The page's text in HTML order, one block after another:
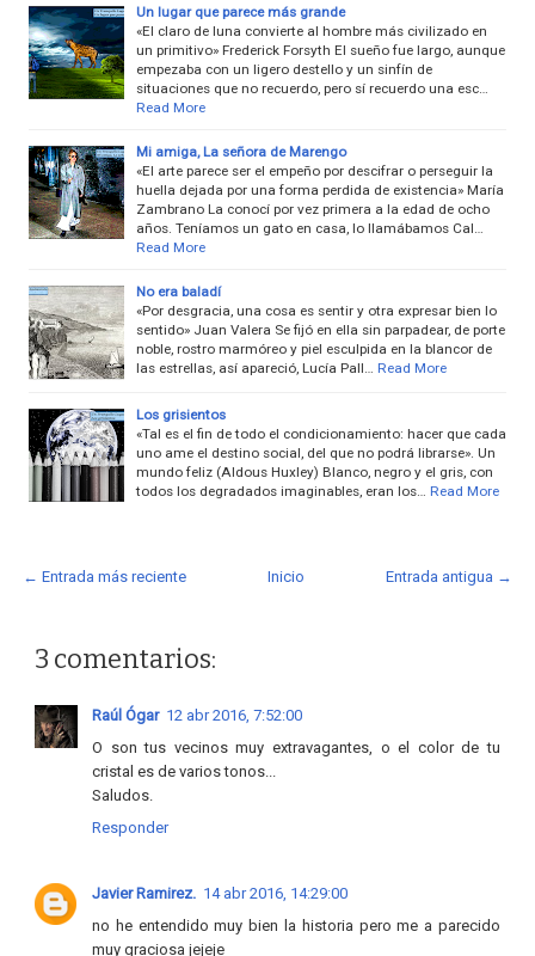
Un lugar que parece más grande
«El claro de luna convierte al hombre más civilizado en
un primitivo» Frederick Forsyth El sueño fue largo, aunque
empezaba con un ligero destello y un sinfín de
situaciones que no recuerdo, pero sí recuerdo una esc…
Read More
Mi amiga, La señora de Marengo
«El arte parece ser el empeño por descifrar o perseguir la
huella dejada por una forma perdida de existencia» María
Zambrano La conocí por vez primera a la edad de ocho
años. Teníamos un gato en casa, lo llamábamos Cal…
Read More
No era baladí
«Por desgracia, una cosa es sentir y otra expresar bien lo
sentido» Juan Valera Se fijó en ella sin parpadear, de porte
noble, rostro marmóreo y piel esculpida en la blancor de
las estrellas, así apareció, Lucía Pall…
Read More
Los grisientos
«Tal es el fin de todo el condicionamiento: hacer que cada
uno ame el destino social, del que no podrá librarse». Un
mundo feliz (Aldous Huxley) Blanco, negro y el gris, con
todos los degradados imaginables, eran los…
Read More
← Entrada más reciente Entrada antigua →
Inicio
3 comentarios:
Raúl Ógar 12 abr 2016, 7:52:00
O son tus vecinos muy extravagantes, o el color de tu
cristal es de varios tonos...
Saludos.
Responder
Javier Ramirez. 14 abr 2016, 14:29:00
no he entendido muy bien la historia pero me a parecido
muy graciosa jejeje